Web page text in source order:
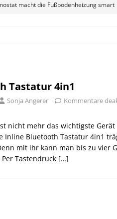
macht die Fußbodenheizung smart
für Wacken 2026
Großes LED-Display trifft auf bunte
Challenges
GESUNDHEIT
Station im Test: Eine Ladestation
Tastatur 4in1
Sonja Angerer Kommentare
nicht mehr das wichtigste Gerät
Inline Bluetooth Tastatur 4in1
mit ihr kann man bis zu vier
Tastendruck […]